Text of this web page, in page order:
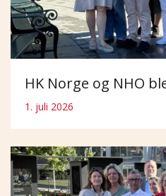
HK Norge og NHO
1. juli 2026